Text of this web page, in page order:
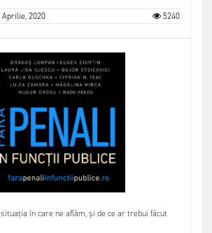
Aprilie, 2020 5240
în care ne aflăm, și de ce ar trebui făcut